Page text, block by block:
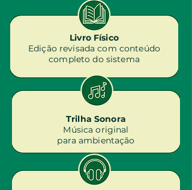
Livro Físico
Edição revisada com conteúdo
completo do sistema
Trilha Sonora
Música original
para ambientação